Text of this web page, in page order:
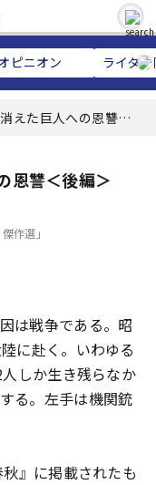
ピニオン ライタ
えた巨人への恩讐＜
恩讐＜後編＞
作選」
は戦争である。昭
に赴く。いわゆる
しか生き残らなか
る。左手は機関銃
』に掲載されたも